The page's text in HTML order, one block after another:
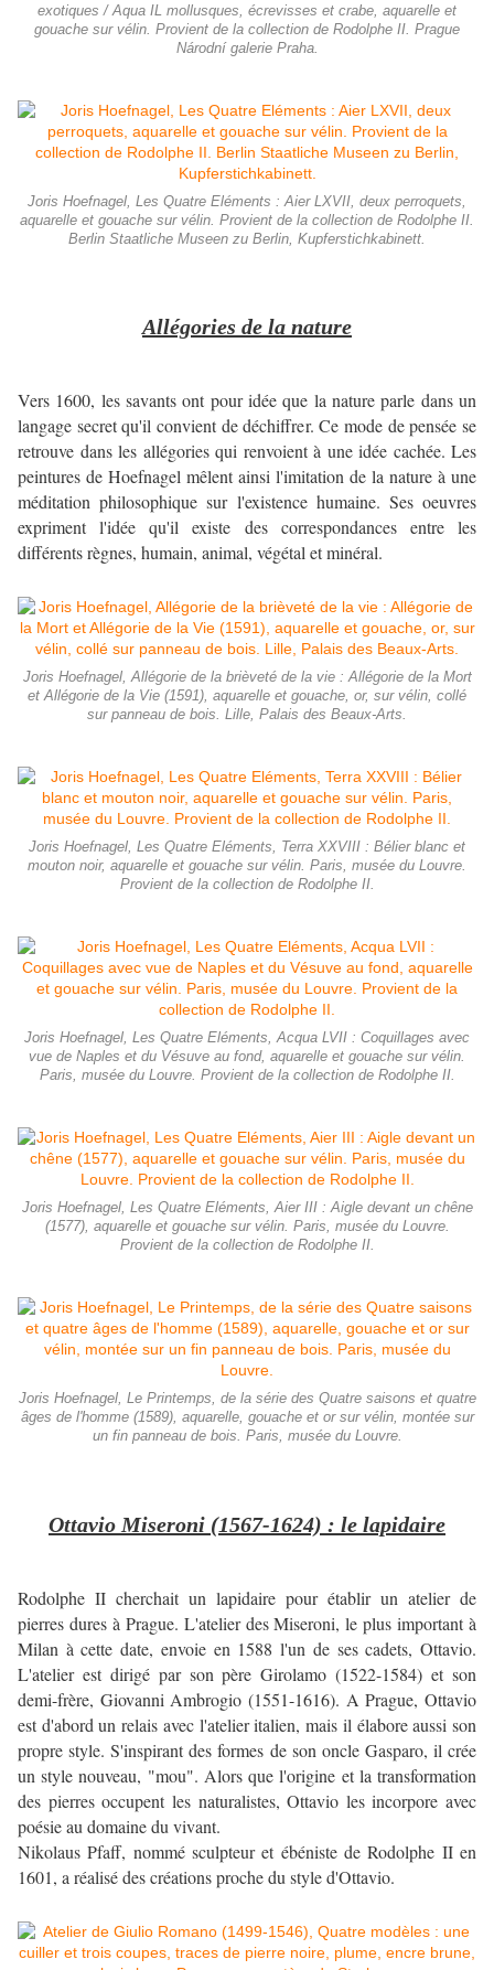
exotiques / Aqua IL mollusques, écrevisses et crabe, aquarelle et
gouache sur vélin. Provient de la collection de Rodolphe II. Prague
Národní galerie Praha.
Joris Hoefnagel, Les Quatre Eléments : Aier LXVII, deux perroquets,
aquarelle et gouache sur vélin. Provient de la collection de Rodolphe II.
Berlin Staatliche Museen zu Berlin, Kupferstichkabinett.
Allégories de la nature
Vers 1600, les savants ont pour idée que la nature parle dans un
langage secret qu'il convient de déchiffrer. Ce mode de pensée se
retrouve dans les allégories qui renvoient à une idée cachée. Les
peintures de Hoefnagel mêlent ainsi l'imitation de la nature à une
méditation philosophique sur l'existence humaine. Ses oeuvres
expriment l'idée qu'il existe des correspondances entre les
différents règnes, humain, animal, végétal et minéral.
Joris Hoefnagel, Allégorie de la brièveté de la vie : Allégorie de la Mort
et Allégorie de la Vie (1591), aquarelle et gouache, or, sur vélin, collé
sur panneau de bois. Lille, Palais des Beaux-Arts.
Joris Hoefnagel, Les Quatre Eléments, Terra XXVIII : Bélier blanc et
mouton noir, aquarelle et gouache sur vélin. Paris, musée du Louvre.
Provient de la collection de Rodolphe II.
Joris Hoefnagel, Les Quatre Eléments, Acqua LVII : Coquillages avec
vue de Naples et du Vésuve au fond, aquarelle et gouache sur vélin.
Paris, musée du Louvre. Provient de la collection de Rodolphe II.
Joris Hoefnagel, Les Quatre Eléments, Aier III : Aigle devant un chêne
(1577), aquarelle et gouache sur vélin. Paris, musée du Louvre.
Provient de la collection de Rodolphe II.
Joris Hoefnagel, Le Printemps, de la série des Quatre saisons et quatre
âges de l'homme (1589), aquarelle, gouache et or sur vélin, montée sur
un fin panneau de bois. Paris, musée du Louvre.
Ottavio Miseroni (1567-1624) : le lapidaire
Rodolphe II cherchait un lapidaire pour établir un atelier de
pierres dures à Prague. L'atelier des Miseroni, le plus important à
Milan à cette date, envoie en 1588 l'un de ses cadets, Ottavio.
L'atelier est dirigé par son père Girolamo (1522-1584) et son
demi-frère, Giovanni Ambrogio (1551-1616). A Prague, Ottavio
est d'abord un relais avec l'atelier italien, mais il élabore aussi son
propre style. S'inspirant des formes de son oncle Gasparo, il crée
un style nouveau, "mou". Alors que l'origine et la transformation
des pierres occupent les naturalistes, Ottavio les incorpore avec
poésie au domaine du vivant.
Nikolaus Pfaff, nommé sculpteur et ébéniste de Rodolphe II en
1601, a réalisé des créations proche du style d'Ottavio.